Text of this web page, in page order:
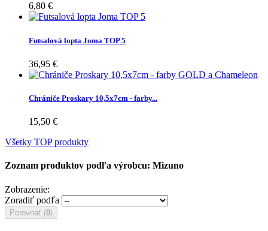
6,80 €
Futsalová lopta Joma TOP 5
36,95 €
Chrániče Proskary 10,5x7cm - farby...
15,50 €
Všetky TOP produkty
Zoznam produktov podľa výrobcu: Mizuno
Zobrazenie:
Zoradiť podľa
Porovnať (0)